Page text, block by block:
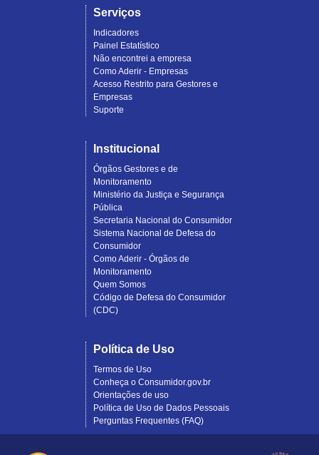
Serviços
Indicadores
Painel Estatístico
Não encontrei a empresa
Como Aderir - Empresas
Acesso Restrito para Gestores e
Empresas
Suporte
Institucional
Órgãos Gestores e de
Monitoramento
Ministério da Justiça e Segurança
Pública
Secretaria Nacional do Consumidor
Sistema Nacional de Defesa do
Consumidor
Como Aderir - Órgãos de
Monitoramento
Quem Somos
Código de Defesa do Consumidor
(CDC)
Política de Uso
Termos de Uso
Conheça o Consumidor.gov.br
Orientações de uso
Política de Uso de Dados Pessoais
Perguntas Frequentes (FAQ)